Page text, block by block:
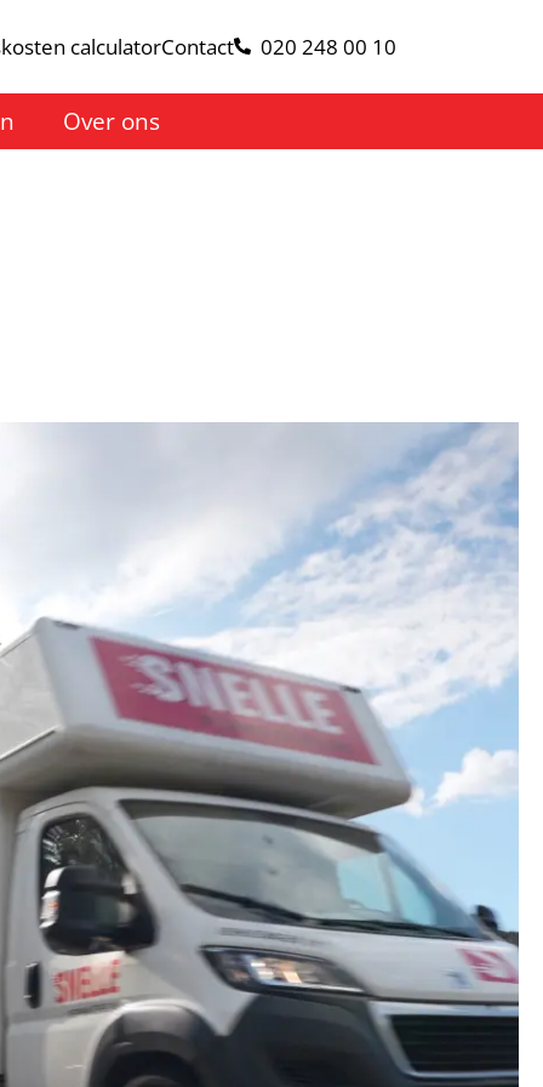
calculatorContact 020 248 00 10
Over ons